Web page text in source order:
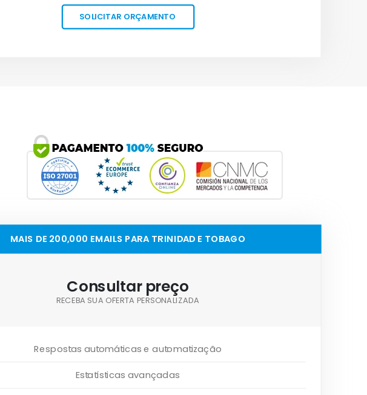
SOLICITAR ORÇAMENTO
MAIS DE 200,000 EMAILS PARA TRINIDAD E TOBAGO
Consultar preço
RECEBA SUA OFERTA PERSONALIZADA
Respostas automáticas e automatização
Estatísticas avançadas